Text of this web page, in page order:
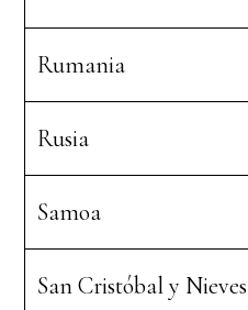
Rumania
Rusia
Samoa
San Cristóbal y Nieves